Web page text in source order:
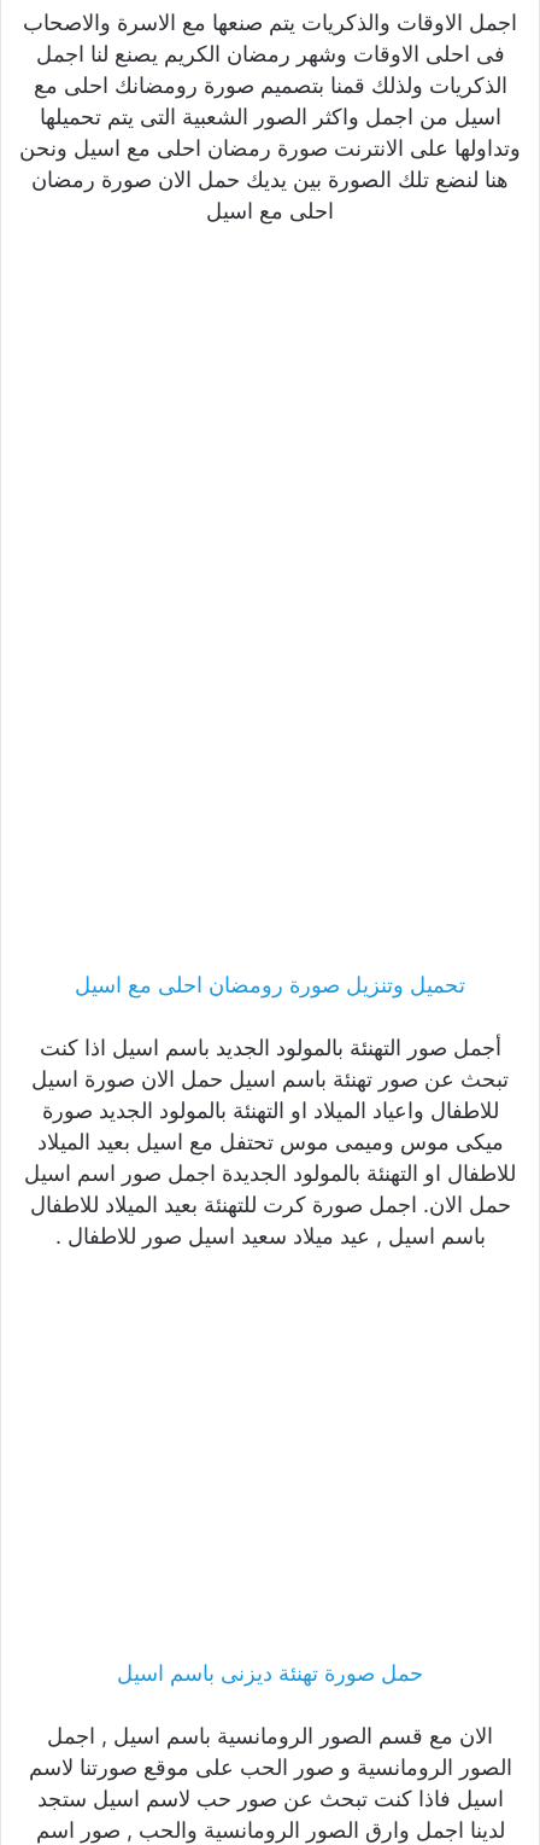
اجمل الاوقات والذكريات يتم صنعها مع الاسرة والاصحاب
فى احلى الاوقات وشهر رمضان الكريم يصنع لنا اجمل
الذكريات ولذلك قمنا بتصميم صورة رومضانك احلى مع
اسيل من اجمل واكثر الصور الشعبية التى يتم تحميلها
وتداولها على الانترنت صورة رمضان احلى مع اسيل ونحن
هنا لنضع تلك الصورة بين يديك حمل الان صورة رمضان
احلى مع اسيل
تحميل وتنزيل صورة رومضان احلى مع اسيل
أجمل صور التهنئة بالمولود الجديد باسم اسيل اذا كنت
تبحث عن صور تهنئة باسم اسيل حمل الان صورة اسيل
للاطفال واعياد الميلاد او التهنئة بالمولود الجديد صورة
ميكى موس وميمى موس تحتفل مع اسيل بعيد الميلاد
للاطفال او التهنئة بالمولود الجديدة اجمل صور اسم اسيل
حمل الان. اجمل صورة كرت للتهنئة بعيد الميلاد للاطفال
باسم اسيل , عيد ميلاد سعيد اسيل صور للاطفال .
حمل صورة تهنئة ديزنى باسم اسيل
الان مع قسم الصور الرومانسية باسم اسيل , اجمل
الصور الرومانسية و صور الحب على موقع صورتنا لاسم
اسيل فاذا كنت تبحث عن صور حب لاسم اسيل ستجد
لدينا اجمل وارق الصور الرومانسية والحب , صور اسم